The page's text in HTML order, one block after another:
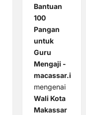
Bantuan
100
Pangan
untuk
Guru
Mengaji -
macassar.id
mengenai
Wali Kota
Makassar